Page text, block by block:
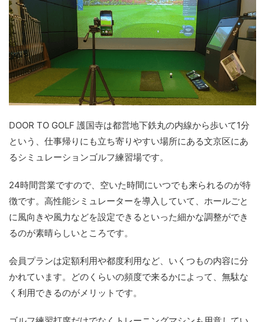
DOOR TO GOLF 護国寺は都営地下鉄丸の内線から歩いて1分
という、仕事帰りにも立ち寄りやすい場所にある文京区にあ
るシミュレーションゴルフ練習場です。
24時間営業ですので、空いた時間にいつでも来られるのが特
徴です。高性能シミュレーターを導入していて、ホールごと
に風向きや風力などを設定できるといった細かな調整ができ
るのが素晴らしいところです。
会員プランは定額利用や都度利用など、いくつもの内容に分
かれています。どのくらいの頻度で来るかによって、無駄な
く利用できるのがメリットです。